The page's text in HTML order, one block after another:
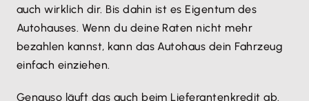
auch wirklich dir. Bis dahin ist es Eigentum des
Autohauses. Wenn du deine Raten nicht mehr
bezahlen kannst, kann das Autohaus dein Fahrzeug
einfach einziehen.
Genauso läuft das auch beim Lieferantenkredit ab.